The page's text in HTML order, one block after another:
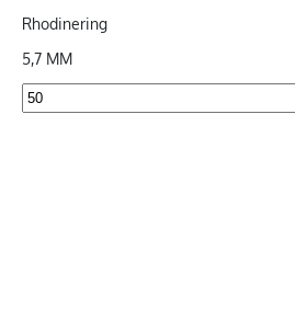
Rhodinering
5,7 MM